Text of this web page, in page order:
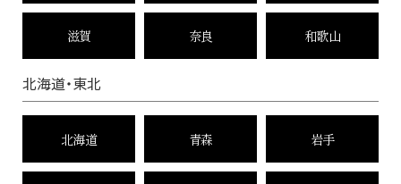
滋賀 奈良 和歌山
北海道・東北
北海道 青森 岩手